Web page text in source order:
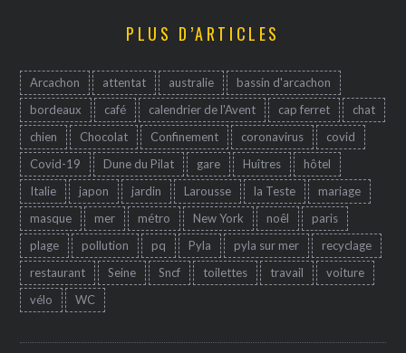
PLUS D’ARTICLES
Arcachon attentat australie
bassin d'arcachon
bordeaux
café calendrier de l'Avent cap ferret
chat
chien
Chocolat Confinement coronavirus
covid
Covid-19
Dune du Pilat gare Huîtres
hôtel
Italie
japon jardin Larousse la Teste
mariage
masque
mer métro New York noêl
paris
plage
pollution pq Pyla pyla sur mer
recyclage
restaurant
Seine Sncf toilettes travail
voiture
vélo
WC